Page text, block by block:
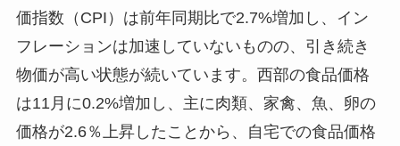
価指数（CPI）は前年同期比で2.7%増加し、イン
フレーションは加速していないものの、引き続き
物価が高い状態が続いています。西部の食品価格
は11月に0.2%増加し、主に肉類、家禽、魚、卵の
価格が2.6％上昇したことから、自宅での食品価格